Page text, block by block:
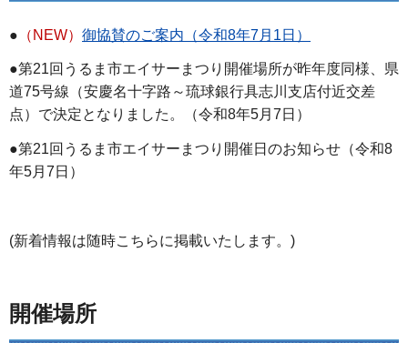
● （NEW） 御協賛のご案内（令和8年7月1日）
●第21回うるま市エイサーまつり開催場所が昨年度同様、県
道75号線（安慶名十字路～琉球銀行具志川支店付近交差
点）で決定となりました。（令和8年5月7日）
●第21回うるま市エイサーまつり開催日のお知らせ（令和8
年5月7日）
(新着情報は随時こちらに掲載いたします。)
開催場所